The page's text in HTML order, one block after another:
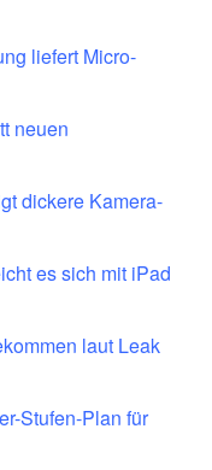
liefert Micro-
neuen
dickere Kamera-
es sich mit iPad
laut Leak
Stufen-Plan für